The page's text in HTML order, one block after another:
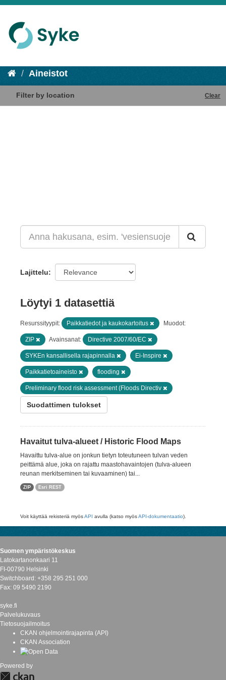
Aineistot
Filter by location Clear
Lajittelu
Löytyi 1 datasettiä
Resurssityypit: Paikkatiedot ja kaukokartoitus Muodot:
ZIP Avainsanat: Directive 2007/60/EC
SYKEn kansallisella rajapinnalla Ei-Inspire
Paikkatietoaineisto flooding
Preliminary flood risk assessment (Floods Directiv
Suodattimen tulokset
Havaitut tulva-alueet / Historic Flood Maps
Havaittu tulva-alue on jonkun tietyn toteutuneen tulvan veden
peittämä alue, joka on rajattu maastohavaintojen (tulva-alueen
reunan merkitseminen tai kuvaaminen) tai...
ZIP Esri REST
Voit käyttää rekisteriä myösAPI avulla (katso myösAPI-dokumentaatio).
Suomen ympäristökeskus
Latokartanonkaari 11
FI-00790 Helsinki
Switchboard: +358 295 251 000
Fax: 09 5490 2190
syke.fi
Palvelukuvaus
Tietosuojailmoitus
CKAN ohjelmointirajapinta (API)
CKAN Association
Powered by